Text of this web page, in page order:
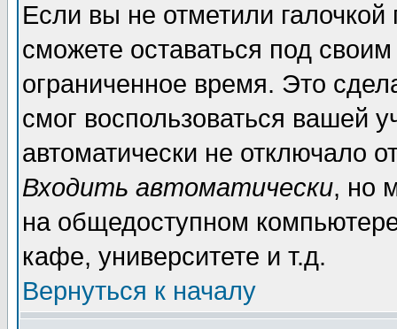
Если вы не отметили галочкой
сможете оставаться под
ограниченное время. Это
смог воспользоваться вашей
автоматически не отключало
Входить автоматически, но
на общедоступном
кафе, университете и т.д.
Вернуться к началу